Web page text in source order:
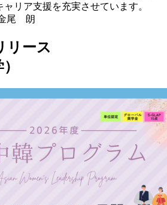
リア支援を充実させています。
尾 朗
リース